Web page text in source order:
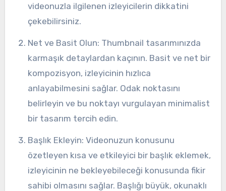
videonuzla ilgilenen izleyicilerin dikkatini
çekebilirsiniz.
Net ve Basit Olun: Thumbnail tasarımınızda
karmaşık detaylardan kaçının. Basit ve net bir
kompozisyon, izleyicinin hızlıca
anlayabilmesini sağlar. Odak noktasını
belirleyin ve bu noktayı vurgulayan minimalist
bir tasarım tercih edin.
Başlık Ekleyin: Videonuzun konusunu
özetleyen kısa ve etkileyici bir başlık eklemek,
izleyicinin ne bekleyebileceği konusunda fikir
sahibi olmasını sağlar. Başlığı büyük, okunaklı